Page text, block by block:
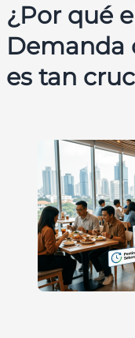
¿Por qué
Demanda
es tan